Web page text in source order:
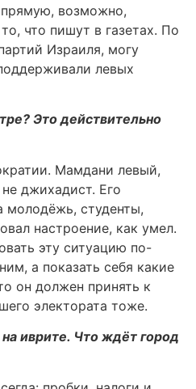
возможно,
что пишут в газетах. По
Израиля, могу
левых
Это действительно
Мамдани левый,
джихадист. Его
молодёжь, студенты,
настроение, как умел.
эту ситуацию по-
а показать себя какие
он должен принять к
электората тоже.
иврите. Что ждёт город